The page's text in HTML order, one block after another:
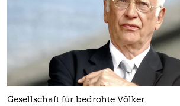
Gesellschaft für bedrohte Völker